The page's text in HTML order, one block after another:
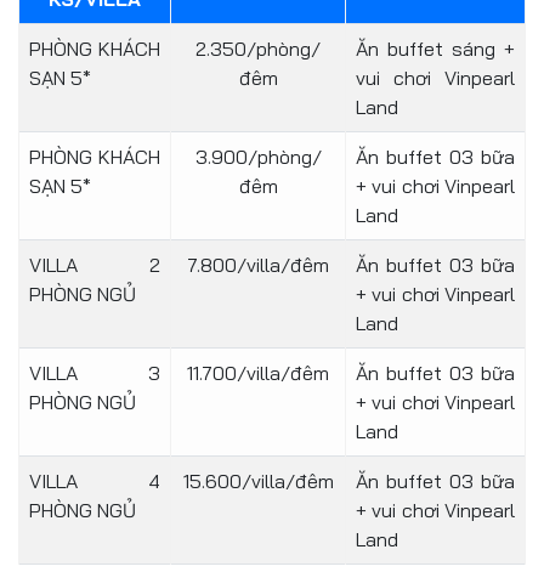
PHÒNG KHÁCH
SẠN 5*
2.350/phòng/
đêm
Ăn buffet sáng +
vui chơi Vinpearl
Land
PHÒNG KHÁCH
SẠN 5*
3.900/phòng/
đêm
Ăn buffet 03 bữa
+ vui chơi Vinpearl
Land
VILLA 2
PHÒNG NGỦ
7.800/villa/đêm
Ăn buffet 03 bữa
+ vui chơi Vinpearl
Land
VILLA 3
PHÒNG NGỦ
11.700/villa/đêm
Ăn buffet 03 bữa
+ vui chơi Vinpearl
Land
VILLA 4
PHÒNG NGỦ
15.600/villa/đêm
Ăn buffet 03 bữa
+ vui chơi Vinpearl
Land